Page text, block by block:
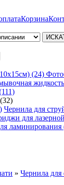
Корзина
(24)
Чернила для
для
ламинирования
» Чернила для